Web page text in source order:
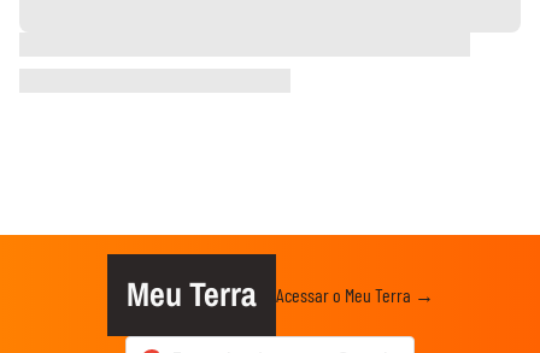
Meu Terra Acessar o Meu Terra →